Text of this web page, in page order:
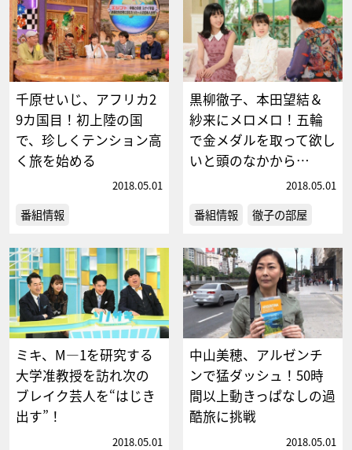
千原せいじ、アフリカ2
9カ国目！初上陸の国
で、珍しくテンション高
く旅を始める
2018.05.01
番組情報
黒柳徹子、本田望結＆
紗来にメロメロ！五輪
で金メダルを取って欲し
いと頭のなかから…
2018.05.01
番組情報 徹子の部屋
ミキ、M―1を研究する
大学准教授を訪れ次の
ブレイク芸人を“はじき
出す”！
2018.05.01
中山美穂、アルゼンチ
ンで猛ダッシュ！50時
間以上動きっぱなしの過
酷旅に挑戦
2018.05.01